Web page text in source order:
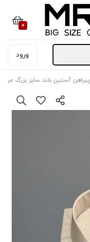
0
ورود
پیراهن آستین بلند سایز بزرگ